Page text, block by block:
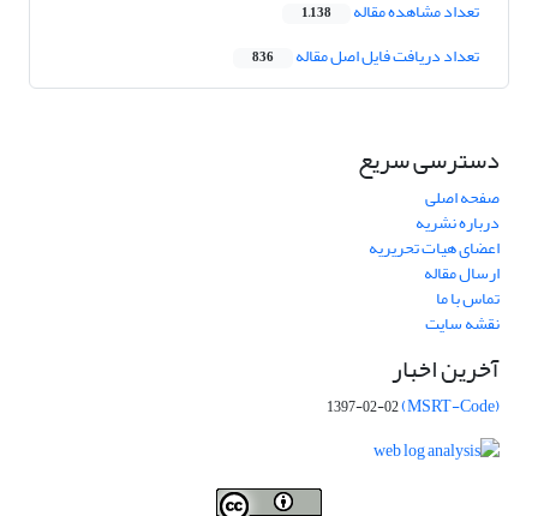
تعداد مشاهده مقاله 1,138
تعداد دریافت فایل اصل مقاله 836
دسترسی سریع
صفحه اصلی
درباره نشریه
اعضای هیات تحریریه
ارسال مقاله
تماس با ما
نقشه سایت
آخرین اخبار
(MSRT-Code)
1397-02-02